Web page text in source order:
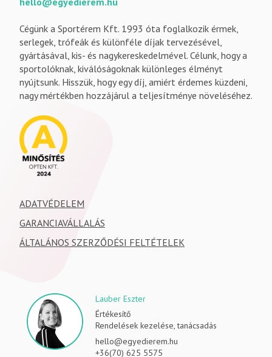
Cégünk a Sportérem Kft. 1993 óta foglalkozik érmek,
serlegek, trófeák és különféle díjak tervezésével,
gyártásával, kis- és nagykereskedelmével. Célunk, hogy a
sportolóknak, kiválóságoknak különleges élményt
nyújtsunk. Hisszük, hogy egy díj, amiért érdemes küzdeni,
nagy mértékben hozzájárul a teljesítménye növeléséhez.
ADATVÉDELEM
GARANCIAVÁLLALÁS
ÁLTALÁNOS SZERZŐDÉSI FELTÉTELEK
Lauber Eszter
Értékesítő
Rendelések kezelése, tanácsadás
hello@egyedierem.hu
+36(70) 625 5575